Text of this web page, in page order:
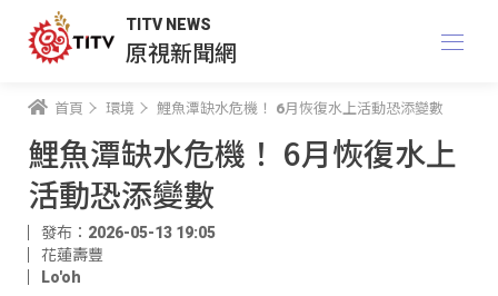
TITV NEWS
原視新聞網
首頁 環境 鯉魚潭缺水危機！ 6月恢復水上活動恐添變數
鯉魚潭缺水危機！ 6月恢復水上
活動恐添變數
發布：2026-05-13 19:05
花蓮壽豐
Lo'oh